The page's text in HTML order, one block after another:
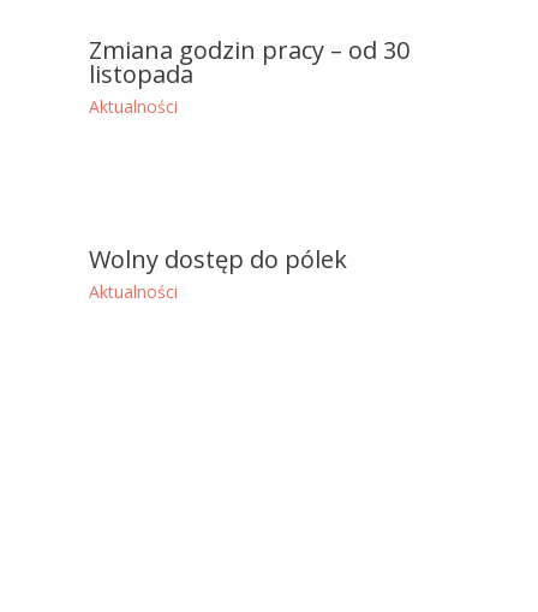
Zmiana godzin pracy – od 30
listopada
Aktualności
Wolny dostęp do pólek
Aktualności